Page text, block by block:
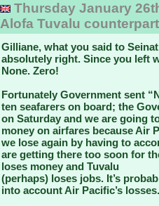
Thursday January
Alofa Tuvalu
Gilliane, what you said to
absolutely right. Since you left
None. Zero!
Fortunately Government sent
ten seafarers on board; the
on Saturday and we are going
money on airfares because Air
we lose again by having to
are getting there too soon for
loses money and Tuvalu
(perhaps) loses jobs. It’s
into account Air Pacific’s losses.